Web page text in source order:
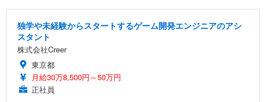
独学や未経験からスタートするゲーム開発エンジニアのアシ
スタント
株式会社Creer
東京都
月給30万8,500円～50万円
正社員